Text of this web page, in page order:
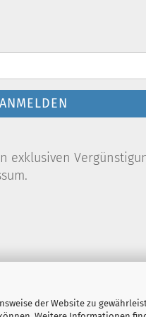
der Website zu
exklusiven